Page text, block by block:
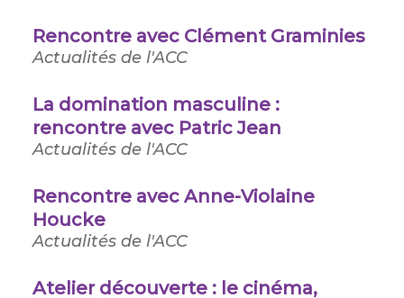
Rencontre avec Clément Graminies
Actualités de l'ACC
La domination masculine :
rencontre avec Patric Jean
Actualités de l'ACC
Rencontre avec Anne-Violaine
Houcke
Actualités de l'ACC
Atelier découverte : le cinéma,